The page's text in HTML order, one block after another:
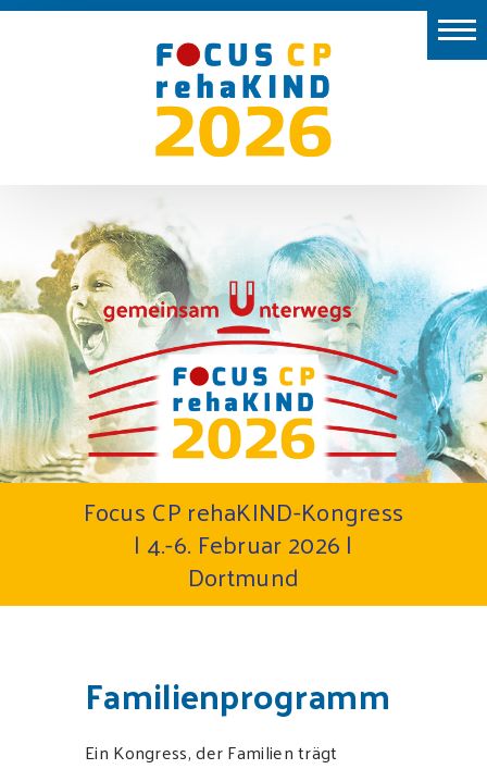
Aussteller
Ort
Programm
Preise
Kongresspräsidium
2026
Focus CP rehaKIND-Kongress
| 4.-6. Februar 2026 |
Dortmund
Familienprogramm
Ein Kongress, der Familien trägt